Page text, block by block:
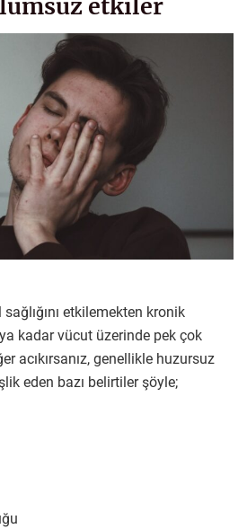
etkiler
etkilemekten kronik
kadar vücut üzerinde pek çok
acıkırsanız, genellikle huzursuz
eden bazı belirtiler şöyle;